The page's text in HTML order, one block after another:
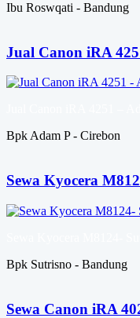
Ibu Roswqati - Bandung
Jual Canon iRA
Bpk Adam P - Cirebon
Sewa Kyocera
Bpk Sutrisno - Bandung
Sewa Canon iRA